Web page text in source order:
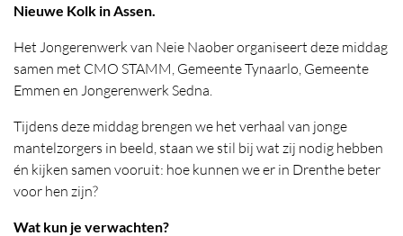
Nieuwe Kolk in Assen.
Het Jongerenwerk van Neie Naober organiseert deze middag
samen met CMO STAMM, Gemeente Tynaarlo, Gemeente
Emmen en Jongerenwerk Sedna.
Tijdens deze middag brengen we het verhaal van jonge
mantelzorgers in beeld, staan we stil bij wat zij nodig hebben
én kijken samen vooruit: hoe kunnen we er in Drenthe beter
voor hen zijn?
Wat kun je verwachten?